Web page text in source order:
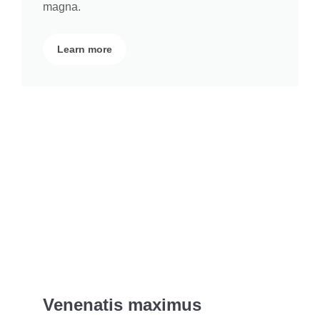
magna.
Learn more
Venenatis maximus